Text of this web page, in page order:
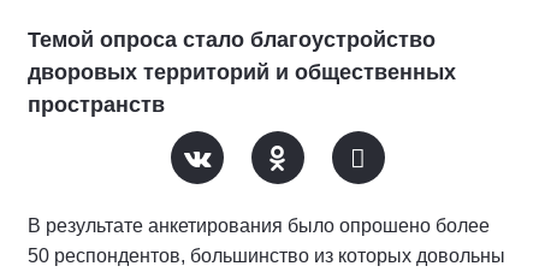
Темой опроса стало благоустройство
дворовых территорий и общественных
пространств
В результате анкетирования было опрошено более
50 респондентов, большинство из которых довольны